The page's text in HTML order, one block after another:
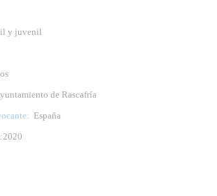
y juvenil
de Rascafría
España